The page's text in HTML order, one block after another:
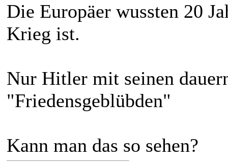
Die Europäer wussten 20
Krieg ist.
Nur Hitler mit seinen
"Friedensgeblübden"
Kann man das so sehen?